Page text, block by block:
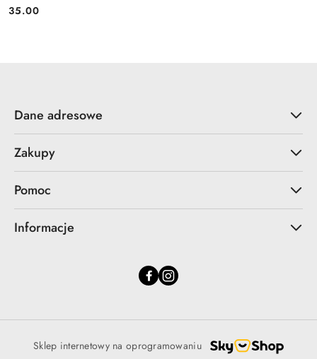
Cena:
35.00
Dane adresowe
Zakupy
Pomoc
Informacje
Sklep internetowy na oprogramowaniu